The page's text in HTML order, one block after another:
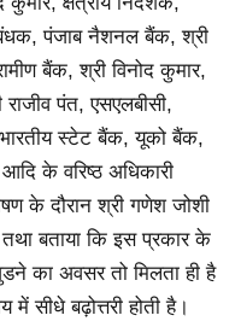
पंजाब नैशनल बैंक, श्री
बैंक, श्री विनोद कुमार,
पंत, एसएलबीसी,
स्टेट बैंक, यूको बैंक,
के वरिष्ठ अधिकारी
के दौरान श्री गणेश जोशी
बताया कि इस प्रकार के
का अवसर तो मिलता ही है
सीधे बढ़ोत्तरी होती है।